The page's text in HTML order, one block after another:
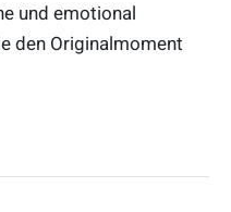
und emotional
den Originalmoment